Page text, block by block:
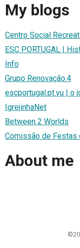
My blogs
Centro Social
ESC PORTUGAL |
Info
Grupo Renovação.4
escportugal.pt.vu | o
IgrejinhaNet
Between 2 Worlds
Comissão de Festas
About me